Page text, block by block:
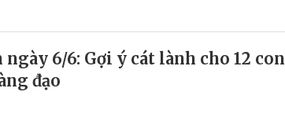
ngày 6/6: Gợi ý cát lành cho 12 con
đạo